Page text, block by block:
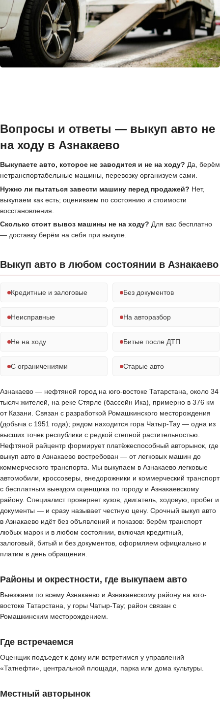
Вопросы и ответы — выкуп авто не
на ходу в Азнакаево
Выкупаете авто, которое не заводится и не на ходу? Да, берём
нетранспортабельные машины, перевозку организуем сами.
Нужно ли пытаться завести машину перед продажей? Нет,
выкупаем как есть; оцениваем по состоянию и стоимости
восстановления.
Сколько стоит вывоз машины не на ходу? Для вас бесплатно
— доставку берём на себя при выкупе.
Выкуп авто в любом состоянии в Азнакаево
Кредитные и залоговые Без документов
Неисправные На авторазбор
Не на ходу Битые после ДТП
С ограничениями Старые авто
Азнакаево — нефтяной город на юго-востоке Татарстана, около 34
тысяч жителей, на реке Стярле (бассейн Ика), примерно в 376 км
от Казани. Связан с разработкой Ромашкинского месторождения
(добыча с 1951 года); рядом находится гора Чатыр-Тау — одна из
высших точек республики с редкой степной растительностью.
Нефтяной райцентр формирует платёжеспособный авторынок, где
выкуп авто в Азнакаево востребован — от легковых машин до
коммерческого транспорта. Мы выкупаем в Азнакаево легковые
автомобили, кроссоверы, внедорожники и коммерческий транспорт
с бесплатным выездом оценщика по городу и Азнакаевскому
району. Специалист проверяет кузов, двигатель, ходовую, пробег и
документы — и сразу называет честную цену. Срочный выкуп авто
в Азнакаево идёт без объявлений и показов: берём транспорт
любых марок и в любом состоянии, включая кредитный,
залоговый, битый и без документов, оформляем официально и
платим в день обращения.
Районы и окрестности, где выкупаем авто
Выезжаем по всему Азнакаево и Азнакаевскому району на юго-
востоке Татарстана, у горы Чатыр-Тау; район связан с
Ромашкинским месторождением.
Где встречаемся
Оценщик подъедет к дому или встретимся у управлений
«Татнефти», центральной площади, парка или дома культуры.
Местный авторынок